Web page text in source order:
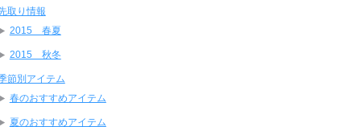
取り情報
2015 春夏
2015 秋冬
節別アイテム
春のおすすめアイテム
夏のおすすめアイテム